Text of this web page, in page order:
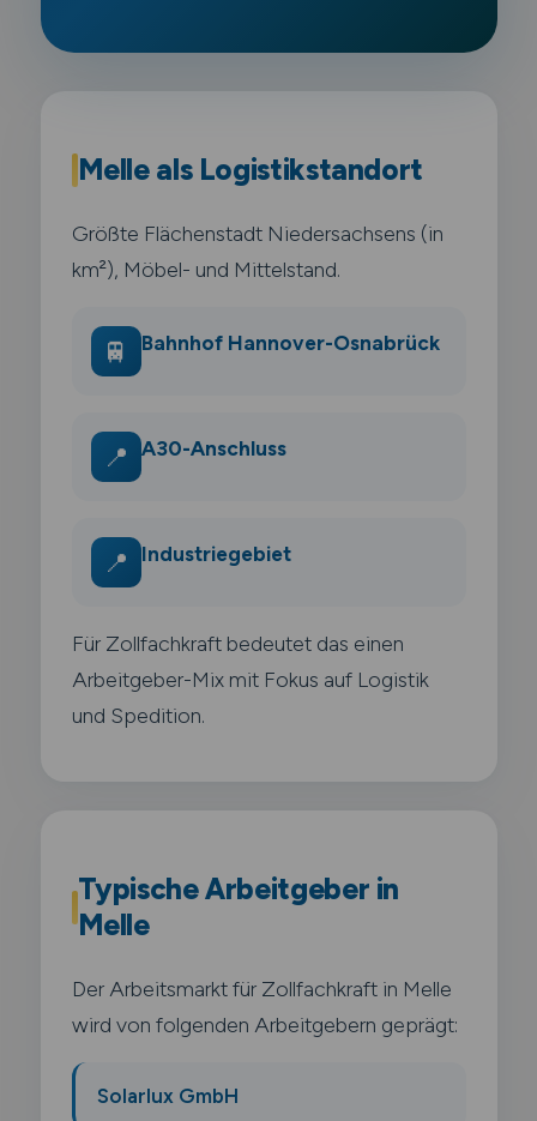
Melle als Logistikstandort
Größte Flächenstadt Niedersachsens (in
km²), Möbel- und Mittelstand.
🚆 Bahnhof Hannover-Osnabrück
📍 A30-Anschluss
📍 Industriegebiet
Für Zollfachkraft bedeutet das einen
Arbeitgeber-Mix mit Fokus auf Logistik
und Spedition.
Typische Arbeitgeber in
Melle
Der Arbeitsmarkt für Zollfachkraft in Melle
wird von folgenden Arbeitgebern geprägt:
Solarlux GmbH